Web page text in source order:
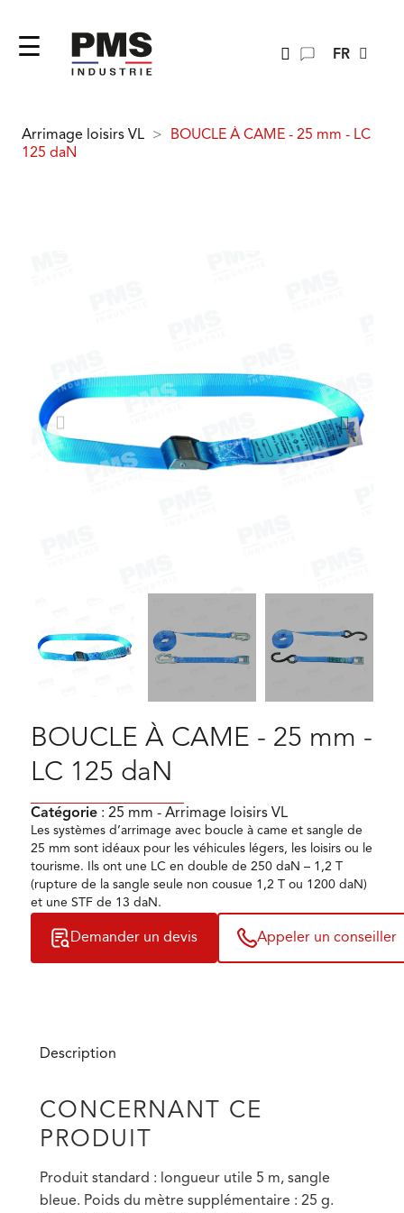
FR
Arrimage loisirs VL
BOUCLE À CAME - 25 mm - LC
125 daN
BOUCLE À CAME - 25 mm -
LC 125 daN
Catégorie : 25 mm - Arrimage loisirs VL
Les systèmes d’arrimage avec boucle à came et sangle de
25 mm sont idéaux pour les véhicules légers, les loisirs ou le
tourisme. Ils ont une LC en double de 250 daN – 1,2 T
(rupture de la sangle seule non cousue 1,2 T ou 1200 daN)
et une STF de 13 daN.
Demander un devis Appeler un conseiller
Description
CONCERNANT CE
PRODUIT
Produit standard : longueur utile 5 m, sangle
bleue. Poids du mètre supplémentaire : 25 g.